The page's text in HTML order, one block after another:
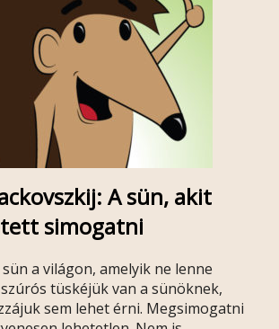
A sün, akit
simogatni
a világon, amelyik ne lenne
tüskéjük van a sünöknek,
sem lehet érni. Megsimogatni